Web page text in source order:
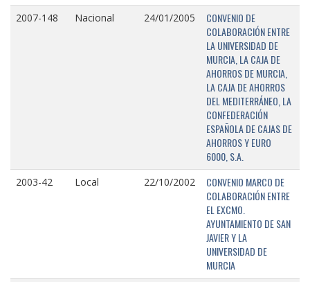
2007-148 Nacional 24/01/2005
CONVENIO DE
COLABORACIÓN ENTRE
LA UNIVERSIDAD DE
MURCIA, LA CAJA DE
AHORROS DE MURCIA,
LA CAJA DE AHORROS
DEL MEDITERRÁNEO, LA
CONFEDERACIÓN
ESPAÑOLA DE CAJAS DE
AHORROS Y EURO
6000, S.A.
2003-42 Local 22/10/2002
CONVENIO MARCO DE
COLABORACIÓN ENTRE
EL EXCMO.
AYUNTAMIENTO DE SAN
JAVIER Y LA
UNIVERSIDAD DE
MURCIA